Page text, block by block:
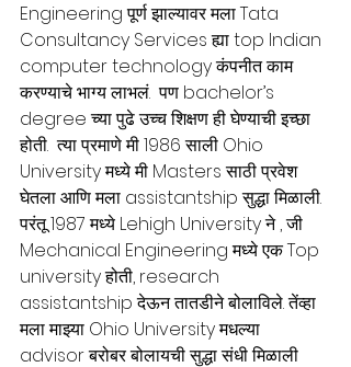
Engineering पूर्ण झाल्यावर मला Tata
Consultancy Services ह्या top Indian
computer technology कंपनीत काम
करण्याचे भाग्य लाभलं.  पण bachelor’s
degree च्या पुढे उच्च शिक्षण ही घेण्याची इच्छा
होती.  त्या प्रमाणे मी 1986 साली Ohio
University मध्ये मी Masters साठी प्रवेश
घेतला आणि मला assistantship सुद्धा मिळाली.
परंतू 1987 मध्ये Lehigh University ने , जी
Mechanical Engineering मध्ये एक Top
university होती, research
assistantship देऊन तातडीने बोलाविले. तेंव्हा
मला माझ्या Ohio University मधल्या
advisor बरोबर बोलायची सुद्धा संधी मिळाली